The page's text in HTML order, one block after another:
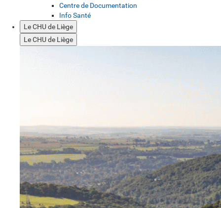
Centre de Documentation
Info Santé
Le CHU de Liège
Le CHU de Liège